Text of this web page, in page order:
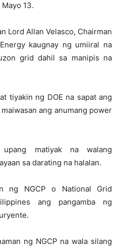
13.
Lord Allan Velasco, Chairman
kaugnay ng umiiral na
grid dahil sa manipis na
tiyakin ng DOE na sapat ang
ang anumang power
matiyak na walang
sa darating na halalan.
ng NGCP o National Grid
ang pangamba ng
ng NGCP na wala silang